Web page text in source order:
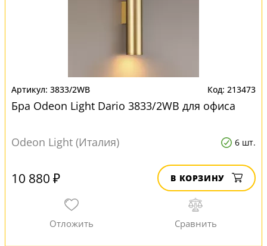
3833/2WB 213473
Бра Odeon Light Dario 3833/2WB для офиса
Odeon Light (Италия) 6 шт.
10 880 ₽ В КОРЗИНУ